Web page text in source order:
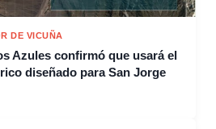
DE VICUÑA
Azules confirmó que usará el
diseñado para San Jorge